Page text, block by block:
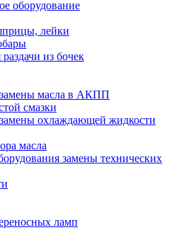
оборудование
лейки
из бочек
замены масла в АКПП
смазки
охлаждающей жидкости
масла
замены технических
ламп